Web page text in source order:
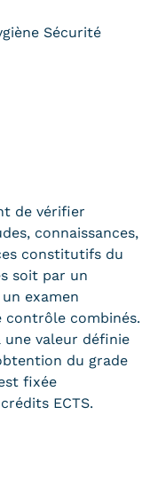
Sécurité
de vérifier
connaissances,
constitutifs du
soit par un
examen
contrôle combinés.
une valeur définie
du grade
fixée
ECTS.